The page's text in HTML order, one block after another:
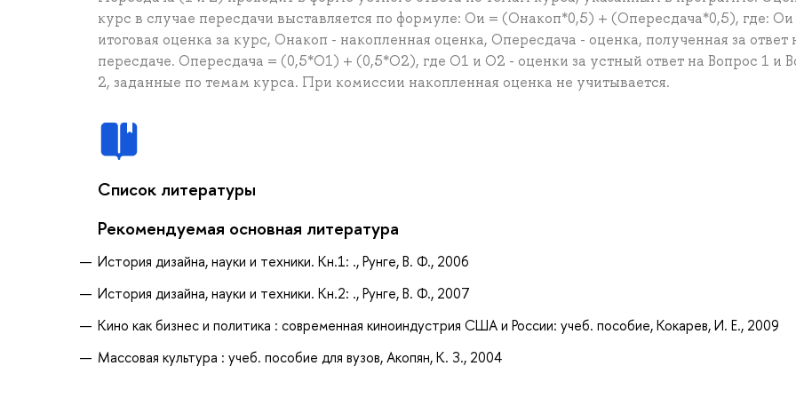
курс в случае пересдачи выставляется по формуле: Ои = (Онакоп*0,5) + (Опересдача*0,5), где: Ои
итоговая оценка за курс, Онакоп - накопленная оценка, Опересдача - оценка, полученная за ответ
пересдаче. Опересдача = (0,5*О1) + (0,5*О2), где О1 и О2 - оценки за устный ответ на Вопрос 1 и
2, заданные по темам курса. При комиссии накопленная оценка не учитывается.
Список литературы
Рекомендуемая основная литература
История дизайна, науки и техники. Кн.1: ., Рунге, В. Ф., 2006
История дизайна, науки и техники. Кн.2: ., Рунге, В. Ф., 2007
Кино как бизнес и политика : современная киноиндустрия США и России: учеб. пособие, Кокарев, И. Е., 2009
Массовая культура : учеб. пособие для вузов, Акопян, К. З., 2004